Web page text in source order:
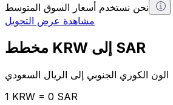
نحن نستخدم أسعار السوق المتوسط
مشاهدة عرض التحويل
مخطط KRW إلى SAR
الون الكوري الجنوبي إلى الريال السعودي
1 KRW = 0 SAR